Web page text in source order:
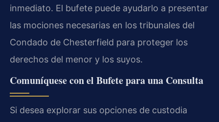
inmediato. El bufete puede ayudarlo a presentar
las mociones necesarias en los tribunales del
Condado de Chesterfield para proteger los
derechos del menor y los suyos.
Comuníquese con el Bufete para una Consulta
Si desea explorar sus opciones de custodia